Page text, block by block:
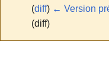
(diff) ← Version
(diff)